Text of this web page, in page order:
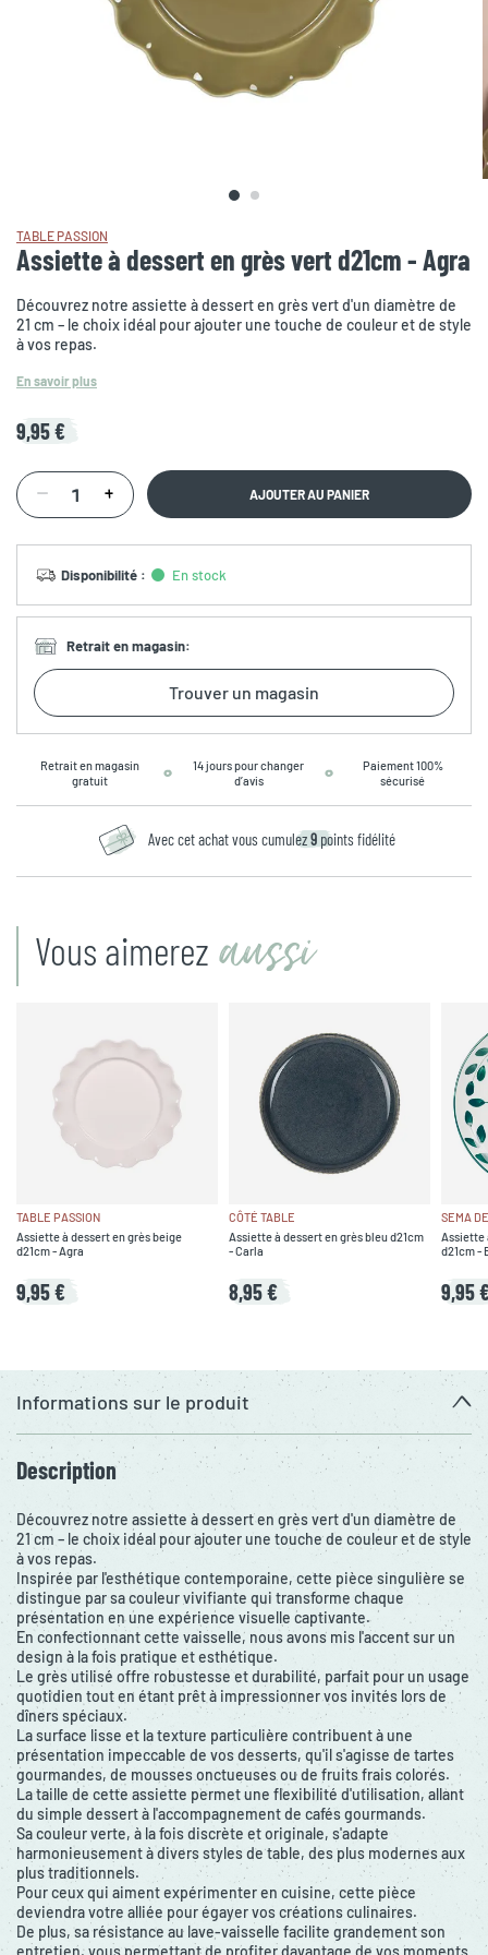
TABLE PASSION
Assiette à dessert en grès vert d21cm - Agra
Découvrez notre assiette à dessert en grès vert d'un diamètre de
21 cm – le choix idéal pour ajouter une touche de couleur et de style
à vos repas.
En savoir plus
9,95 €
AJOUTER AU PANIER
Disponibilité : En stock
Retrait en magasin:
Trouver un magasin
Retrait en magasin
gratuit
14 jours pour changer
d’avis
Paiement 100%
sécurisé
Avec cet achat vous cumulez9 points fidélité
Vous aimerez aussi
TABLE PASSION
Assiette à dessert en grès beige
d21cm - Agra
9,95 €
CÔTÉ TABLE
Assiette à dessert en grès bleu d21cm
- Carla
8,95 €
SEMA
Assiette
d21cm -
9,95
Informations sur le produit
Description
Découvrez notre assiette à dessert en grès vert d'un diamètre de
21 cm – le choix idéal pour ajouter une touche de couleur et de style
à vos repas.
Inspirée par l'esthétique contemporaine, cette pièce singulière se
distingue par sa couleur vivifiante qui transforme chaque
présentation en une expérience visuelle captivante.
En confectionnant cette vaisselle, nous avons mis l'accent sur un
design à la fois pratique et esthétique.
Le grès utilisé offre robustesse et durabilité, parfait pour un usage
quotidien tout en étant prêt à impressionner vos invités lors de
dîners spéciaux.
La surface lisse et la texture particulière contribuent à une
présentation impeccable de vos desserts, qu'il s'agisse de tartes
gourmandes, de mousses onctueuses ou de fruits frais colorés.
La taille de cette assiette permet une flexibilité d'utilisation, allant
du simple dessert à l'accompagnement de cafés gourmands.
Sa couleur verte, à la fois discrète et originale, s'adapte
harmonieusement à divers styles de table, des plus modernes aux
plus traditionnels.
Pour ceux qui aiment expérimenter en cuisine, cette pièce
deviendra votre alliée pour égayer vos créations culinaires.
De plus, sa résistance au lave-vaisselle facilite grandement son
entretien, vous permettant de profiter davantage de vos moments